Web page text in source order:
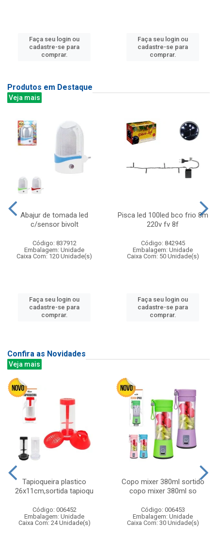
Faça seu login ou
cadastre-se para
comprar.
Faça seu login ou
cadastre-se para
comprar.
Produtos em Destaque
Veja mais
Abajur de tomada led
c/sensor bivolt
Código: 837912
Embalagem: Unidade
Caixa Com: 120 Unidade(s)
Faça seu login ou
cadastre-se para
comprar.
Pisca led 100led bco frio 8m
220v fv 8f
Código: 842945
Embalagem: Unidade
Caixa Com: 50 Unidade(s)
Faça seu login ou
cadastre-se para
comprar.
Confira as Novidades
Veja mais
Tapioqueira plastico
26x11cm,sortida tapioqu
Código: 006452
Embalagem: Unidade
Caixa Com: 24 Unidade(s)
Copo mixer 380ml sortido
copo mixer 380ml so
Código: 006453
Embalagem: Unidade
Caixa Com: 30 Unidade(s)